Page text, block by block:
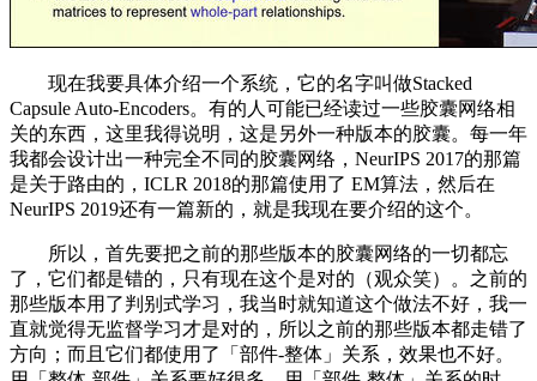
现在我要具体介绍一个系统，它的名字叫做Stacked
Capsule Auto-Encoders。有的人可能已经读过一些胶囊网络相
关的东西，这里我得说明，这是另外一种版本的胶囊。每一年
我都会设计出一种完全不同的胶囊网络，NeurIPS 2017的那篇
是关于路由的，ICLR 2018的那篇使用了 EM算法，然后在
NeurIPS 2019还有一篇新的，就是我现在要介绍的这个。
所以，首先要把之前的那些版本的胶囊网络的一切都忘
了，它们都是错的，只有现在这个是对的（观众笑）。之前的
那些版本用了判别式学习，我当时就知道这个做法不好，我一
直就觉得无监督学习才是对的，所以之前的那些版本都走错了
方向；而且它们都使用了「部件-整体」关系，效果也不好。